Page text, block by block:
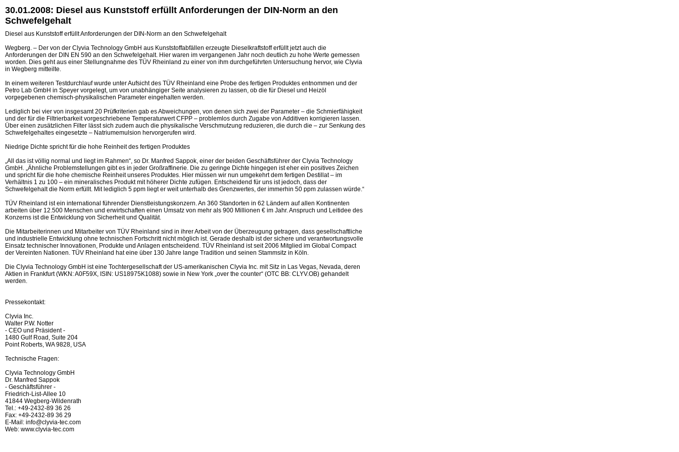
30.01.2008: Diesel aus Kunststoff erfüllt Anforderungen der DIN-Norm an den
Schwefelgehalt
Diesel aus Kunststoff erfüllt Anforderungen der DIN-Norm an den Schwefelgehalt
Wegberg. – Der von der Clyvia Technology GmbH aus Kunststoffabfällen erzeugte Dieselkraftstoff erfüllt jetzt auch die
Anforderungen der DIN EN 590 an den Schwefelgehalt. Hier waren im vergangenen Jahr noch deutlich zu hohe Werte gemessen
worden. Dies geht aus einer Stellungnahme des TÜV Rheinland zu einer von ihm durchgeführten Untersuchung hervor, wie Clyvia
in Wegberg mitteilte.
In einem weiteren Testdurchlauf wurde unter Aufsicht des TÜV Rheinland eine Probe des fertigen Produktes entnommen und der
Petro Lab GmbH in Speyer vorgelegt, um von unabhängiger Seite analysieren zu lassen, ob die für Diesel und Heizöl
vorgegebenen chemisch-physikalischen Parameter eingehalten werden.
Lediglich bei vier von insgesamt 20 Prüfkriterien gab es Abweichungen, von denen sich zwei der Parameter – die Schmierfähigkeit
und der für die Filtrierbarkeit vorgeschriebene Temperaturwert CFPP – problemlos durch Zugabe von Additiven korrigieren lassen.
Über einen zusätzlichen Filter lässt sich zudem auch die physikalische Verschmutzung reduzieren, die durch die – zur Senkung des
Schwefelgehaltes eingesetzte – Natriumemulsion hervorgerufen wird.
Niedrige Dichte spricht für die hohe Reinheit des fertigen Produktes
„All das ist völlig normal und liegt im Rahmen“, so Dr. Manfred Sappok, einer der beiden Geschäftsführer der Clyvia Technology
GmbH. „Ähnliche Problemstellungen gibt es in jeder Großraffinerie. Die zu geringe Dichte hingegen ist eher ein positives Zeichen
und spricht für die hohe chemische Reinheit unseres Produktes. Hier müssen wir nun umgekehrt dem fertigen Destillat – im
Verhältnis 1 zu 100 – ein mineralisches Produkt mit höherer Dichte zufügen. Entscheidend für uns ist jedoch, dass der
Schwefelgehalt die Norm erfüllt. Mit lediglich 5 ppm liegt er weit unterhalb des Grenzwertes, der immerhin 50 ppm zulassen würde.“
TÜV Rheinland ist ein international führender Dienstleistungskonzern. An 360 Standorten in 62 Ländern auf allen Kontinenten
arbeiten über 12.500 Menschen und erwirtschaften einen Umsatz von mehr als 900 Millionen € im Jahr. Anspruch und Leitidee des
Konzerns ist die Entwicklung von Sicherheit und Qualität.
Die Mitarbeiterinnen und Mitarbeiter von TÜV Rheinland sind in ihrer Arbeit von der Überzeugung getragen, dass gesellschaftliche
und industrielle Entwicklung ohne technischen Fortschritt nicht möglich ist. Gerade deshalb ist der sichere und verantwortungsvolle
Einsatz technischer Innovationen, Produkte und Anlagen entscheidend. TÜV Rheinland ist seit 2006 Mitglied im Global Compact
der Vereinten Nationen. TÜV Rheinland hat eine über 130 Jahre lange Tradition und seinen Stammsitz in Köln.
Die Clyvia Technology GmbH ist eine Tochtergesellschaft der US-amerikanischen Clyvia Inc. mit Sitz in Las Vegas, Nevada, deren
Aktien in Frankfurt (WKN: A0F59X, ISIN: US18975K1088) sowie in New York „over the counter“ (OTC BB: CLYV.OB) gehandelt
werden.
Pressekontakt:
Clyvia Inc.
Walter P.W. Notter
- CEO und Präsident -
1480 Gulf Road, Suite 204
Point Roberts, WA 9828, USA
Technische Fragen:
Clyvia Technology GmbH
Dr. Manfred Sappok
- Geschäftsführer -
Friedrich-List-Allee 10
41844 Wegberg-Wildenrath
Tel.: +49-2432-89 36 26
Fax: +49-2432-89 36 29
E-Mail: info@clyvia-tec.com
Web: www.clyvia-tec.com